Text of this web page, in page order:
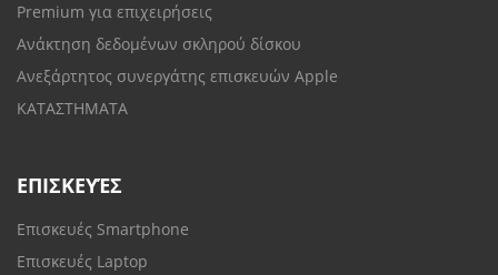
Premium για επιχειρήσεις
Ανάκτηση δεδομένων σκληρού δίσκου
Ανεξάρτητος συνεργάτης επισκευών Apple
ΚΑΤΑΣΤΗΜΑΤΑ
ΕΠΙΣΚΕΥΈΣ
Επισκευές Smartphone
Επισκευές Laptop